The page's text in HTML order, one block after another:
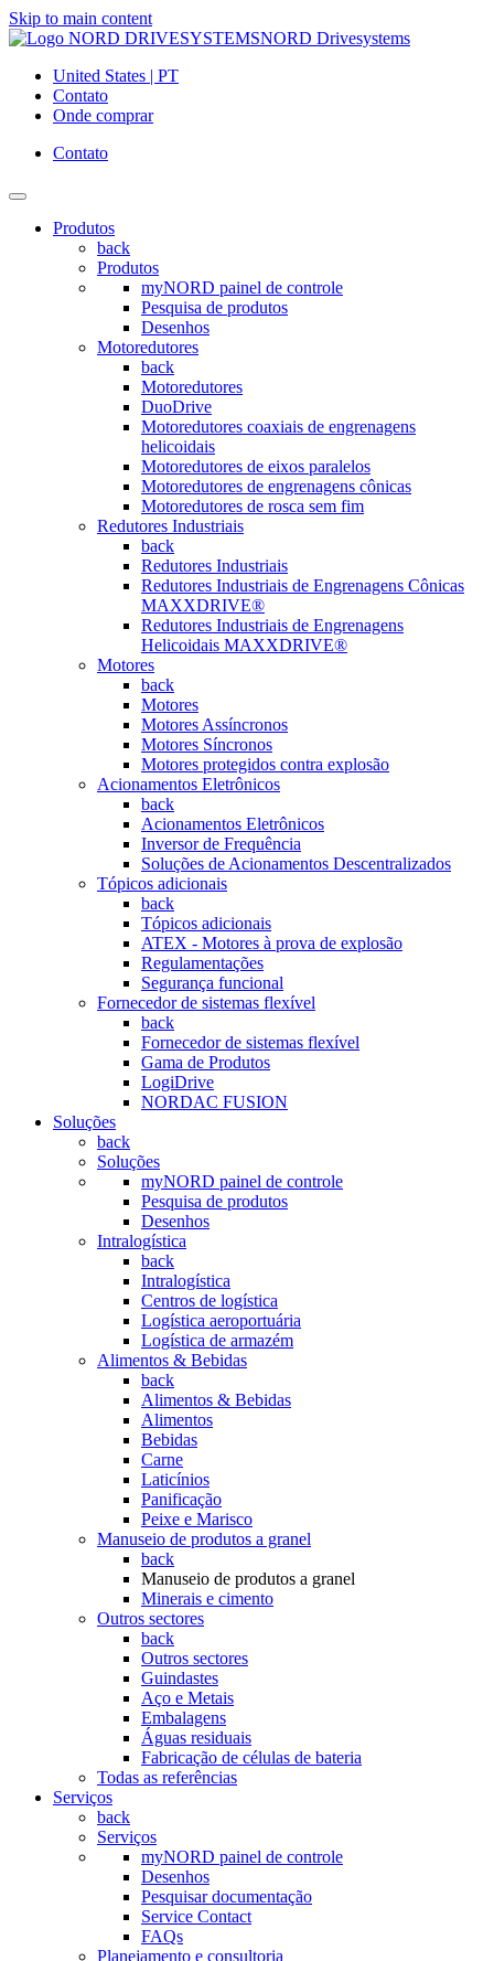
Skip to main content
NORD Drivesystems
United States | PT
Contato
Onde comprar
Contato
Produtos
back
Produtos
myNORD painel de controle
Pesquisa de produtos
Desenhos
Motoredutores
back
Motoredutores
DuoDrive
Motoredutores coaxiais de engrenagens
helicoidais
Motoredutores de eixos paralelos
Motoredutores de engrenagens cônicas
Motoredutores de rosca sem fim
Redutores Industriais
back
Redutores Industriais
Redutores Industriais de Engrenagens Cônicas
MAXXDRIVE®
Redutores Industriais de Engrenagens
Helicoidais MAXXDRIVE®
Motores
back
Motores
Motores Assíncronos
Motores Síncronos
Motores protegidos contra explosão
Acionamentos Eletrônicos
back
Acionamentos Eletrônicos
Inversor de Frequência
Soluções de Acionamentos Descentralizados
Tópicos adicionais
back
Tópicos adicionais
ATEX - Motores à prova de explosão
Regulamentações
Segurança funcional
Fornecedor de sistemas flexível
back
Fornecedor de sistemas flexível
Gama de Produtos
LogiDrive
NORDAC FUSION
Soluções
back
Soluções
myNORD painel de controle
Pesquisa de produtos
Desenhos
Intralogística
back
Intralogística
Centros de logística
Logística aeroportuária
Logística de armazém
Alimentos & Bebidas
back
Alimentos & Bebidas
Alimentos
Bebidas
Carne
Laticínios
Panificação
Peixe e Marisco
Manuseio de produtos a granel
back
Manuseio de produtos a granel
Minerais e cimento
Outros sectores
back
Outros sectores
Guindastes
Aço e Metais
Embalagens
Águas residuais
Fabricação de células de bateria
Todas as referências
Serviços
back
Serviços
myNORD painel de controle
Desenhos
Pesquisar documentação
Service Contact
FAQs
Planejamento e consultoria